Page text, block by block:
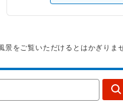
をご覧いただけるとはかぎりま